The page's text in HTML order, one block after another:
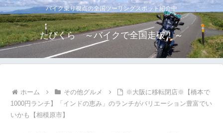
バイク乗り視点の全国ツーリングスポット紹介中
たびくら ～バイクで全国走破！～
ホーム その他グルメ
※大阪に移転閉店※【橋本で
1000円ランチ】「インドの恵み」のランチがバリエーション豊富でい
いかも【相模原市】